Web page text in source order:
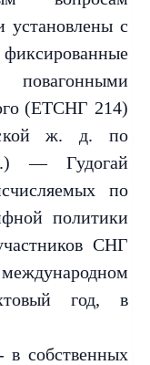
установлены с
(ЕТСНГ 214)
ж. д. по
— Гудогай
по
политики
СНГ
год, в
собственных